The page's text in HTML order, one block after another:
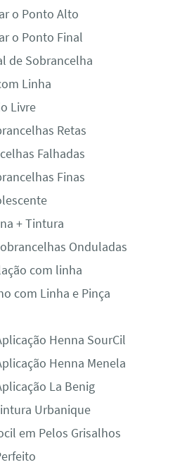
o Ponto Alto
o Ponto Final
de Sobrancelha
Linha
Livre
Retas
Falhadas
Finas
+ Tintura
Onduladas
com linha
com Linha e Pinça
Henna SourCil
Henna Menela
La Benig
Urbanique
em Pelos Grisalhos